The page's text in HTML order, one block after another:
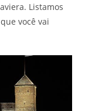
Listamos
que você vai